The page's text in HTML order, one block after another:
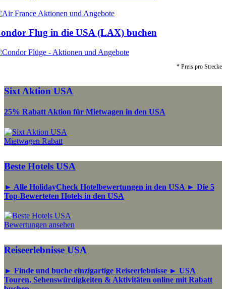
Flug in die USA (LAX) buchen
* Preis pro Strecke
Sixt Aktion USA
25% Rabatt Aktion für Mietwagen in den USA
Mietwagen Rabatt
Beste Hotels USA
► Alle HolidayCheck Hotelbewertungen in den USA ► Die 5
Top-Bewerteten Hotels in den USA
Bewertungen ansehen
Reiseerlebnisse USA
► Finde und buche einzigartige Reiseerlebnisse ► USA
Touren, Sehenswürdigkeiten & Aktivitäten online mit Rabatt